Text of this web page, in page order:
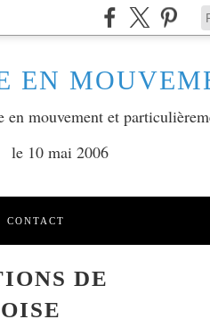
EN
mouvement et
le 10 mai 2006
CONTACT
DE